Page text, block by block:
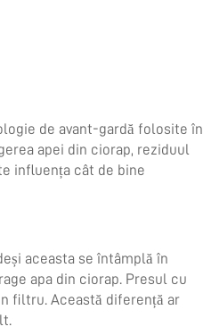
de avant-gardă folosite în
apei din ciorap, reziduul
influența cât de bine
aceasta se întâmplă în
apa din ciorap. Presul cu
filtru. Această diferență ar